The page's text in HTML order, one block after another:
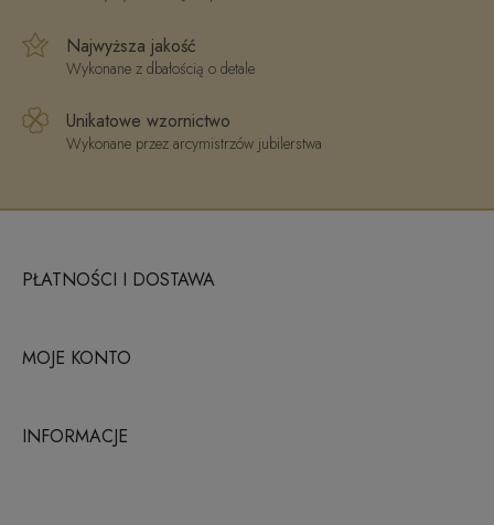
Najwyższa jakość
Wykonane z dbałością o detale
Unikatowe wzornictwo
Wykonane przez arcymistrzów jubilerstwa
PŁATNOŚCI I DOSTAWA
MOJE KONTO
INFORMACJE